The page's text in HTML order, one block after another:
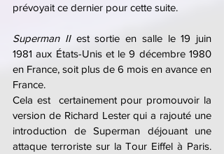
prévoyait ce dernier pour cette suite.
Superman II est sortie en salle le 19 juin
1981 aux États-Unis et le 9 décembre 1980
en France, soit plus de 6 mois en avance en
France.
Cela est  certainement pour promouvoir la
version de Richard Lester qui a rajouté une
introduction de Superman déjouant une
attaque terroriste sur la Tour Eiffel à Paris.